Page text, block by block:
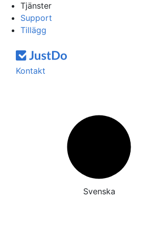
Tjänster
Support
Tillägg
Kontakt
Svenska